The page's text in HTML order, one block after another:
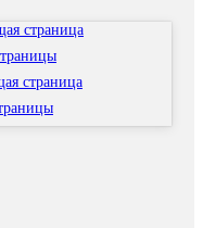
страница
страница